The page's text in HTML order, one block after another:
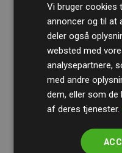
RevisionshusetBDO
beregninger og
og pålidelighed.
Deres revision
medlemmernes
Vi bruger cookies
annoncer og til at
deler også
websted med
analysepartnere,
med andre
dem, eller som de
af deres tjenester.